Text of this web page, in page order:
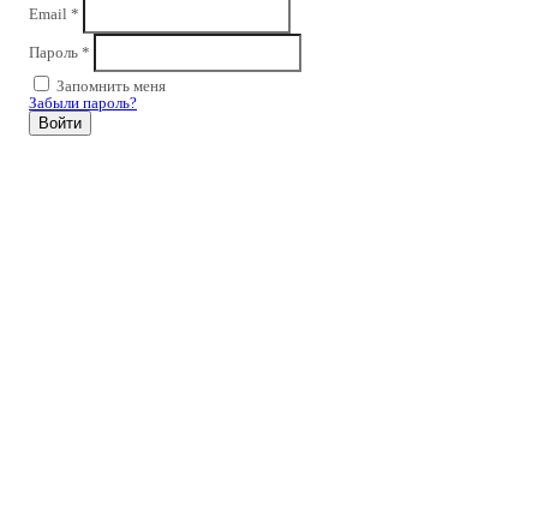
Email *
Пароль *
Запомнить меня
Забыли пароль?
Войти